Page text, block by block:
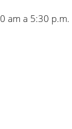
am a 5:30 p.m.